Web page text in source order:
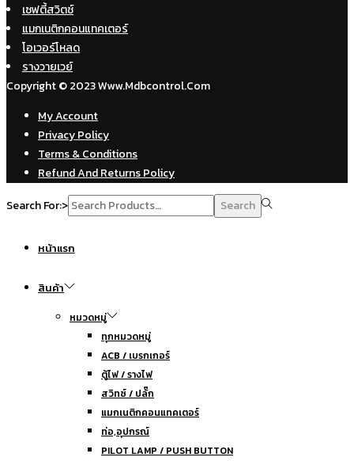
เซฟตี้สวิตช์
แมกเนติกคอนแทคเตอร์
โอเวอร์โหลด
รางวายเวย์
Copyright © 2023 Www.mdbcontrol.com
My Account
Privacy Policy
Terms & Conditions
Refund And Returns Policy
Search For:>
Search
หน้าแรก
สินค้า
หมวดหมู่
ทุกหมวดหมู่
ACB / เบรกเกอร์
ตู้ไฟ / รางไฟ
สวิทซ์ / ปลั๊ก
แมกเนติกคอนแทคเตอร์
ท่อ,อุปกรณ์
PILOT LAMP / PUSH BUTTON